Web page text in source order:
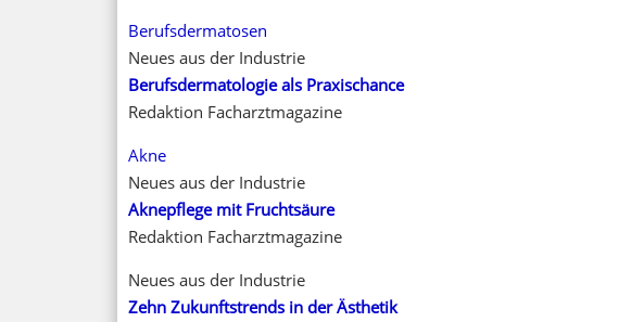
Berufsdermatosen
Neues aus der Industrie
Berufsdermatologie als Praxischance
Redaktion Facharztmagazine
Akne
Neues aus der Industrie
Aknepflege mit Fruchtsäure
Redaktion Facharztmagazine
Neues aus der Industrie
Zehn Zukunftstrends in der Ästhetik